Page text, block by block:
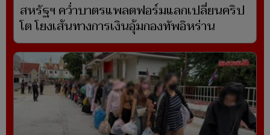
สหรัฐฯ คว่ำบาตรแพลตฟอร์มแลกเปลี่ยนคริป
โต โยงเส้นทางการเงินอุ้มกองทัพอิหร่าน